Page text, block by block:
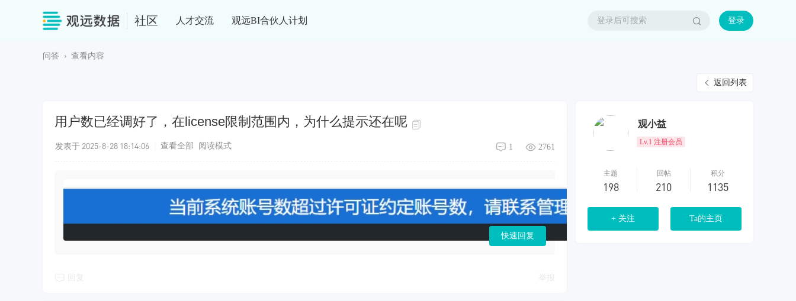
社区 人才交流 观远BI合伙人计划 登录
问答 › 查看内容
返回列表
用户数已经调好了，在license限制范围内，为什么提示还在呢
2761
1
发表于 2025-8-28 18:14:06 查看全部 阅读模式
快速回复
观小益
Lv.1 注册会员
主题
198
回帖
210
积分
1135
+ 关注 Ta的主页